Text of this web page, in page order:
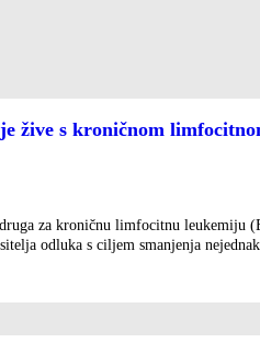
žive s kroničnom
za kroničnu limfocitnu leukemiju
odluka s ciljem smanjenja